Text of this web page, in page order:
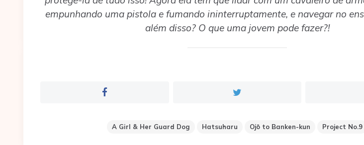
empunhando uma pistola e fumando ininterruptamente, e navegar no
além disso? O que uma jovem pode fazer?!
A Girl & Her Guard Dog Hatsuharu Ojō to Banken-kun Project No.9